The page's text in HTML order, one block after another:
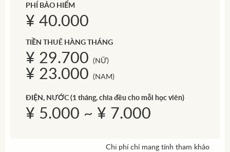
PHÍ BẢO HIỂM
¥ 40.000
TIỀN THUÊ HÀNG THÁNG
¥ 29.700 (NỮ)
¥ 23.000 (NAM)
ĐIỆN, NƯỚC (1 tháng, chia đều cho mỗi học viên)
¥ 5.000 ~ ¥ 7.000
Chi phí chỉ mang tính tham khảo